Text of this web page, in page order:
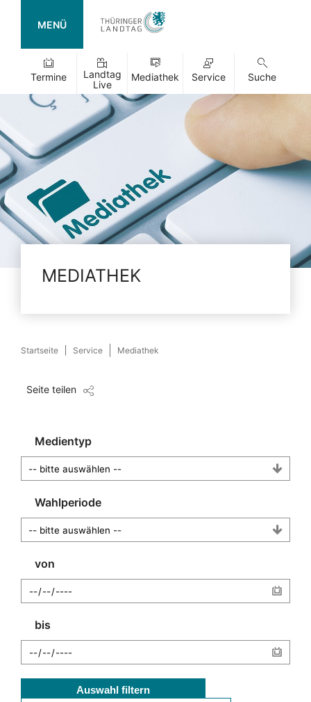
MENÜ
Termine
Landtag
Live
Mediathek Service Suche
MEDIATHEK
Startseite Service Mediathek
Seite teilen
Medientyp
Wahlperiode
von
bis
Auswahl filtern